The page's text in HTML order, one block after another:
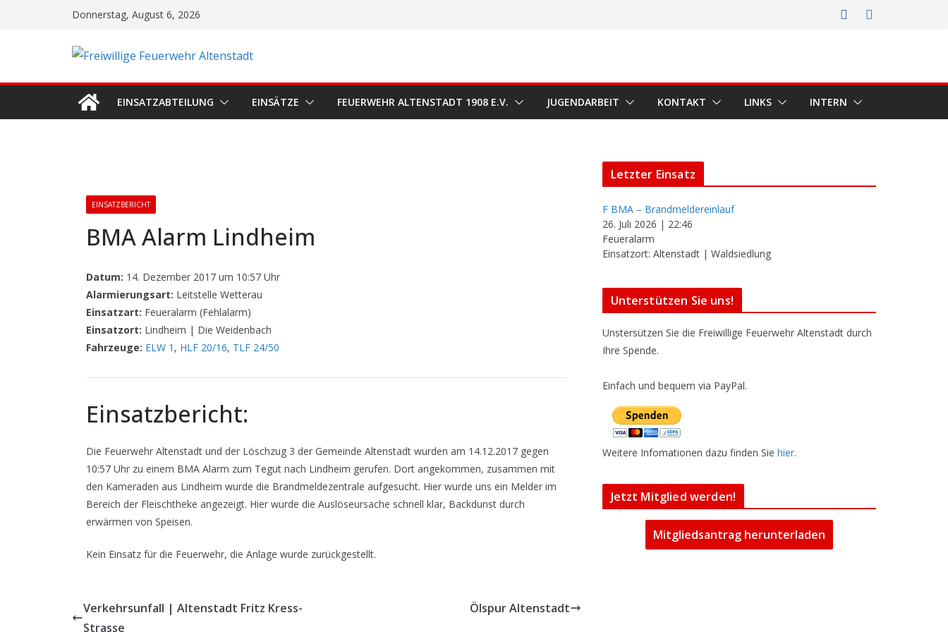
Donnerstag, August 6, 2026
EINSATZABTEILUNG EINSÄTZE FEUERWEHR ALTENSTADT 1908 E.V. JUGENDARBEIT KONTAKT LINKS INTERN
EINSATZBERICHT
BMA Alarm Lindheim
Datum: 14. Dezember 2017 um 10:57 Uhr
Alarmierungsart: Leitstelle Wetterau
Einsatzart: Feueralarm (Fehlalarm)
Einsatzort: Lindheim | Die Weidenbach
Fahrzeuge: ELW 1 , HLF 20/16, TLF 24/50
Einsatzbericht:
Die Feuerwehr Altenstadt und der Löschzug 3 der Gemeinde Altenstadt wurden am 14.12.2017 gegen
10:57 Uhr zu einem BMA Alarm zum Tegut nach Lindheim gerufen. Dort angekommen, zusammen mit
den Kameraden aus Lindheim wurde die Brandmeldezentrale aufgesucht. Hier wurde uns ein Melder im
Bereich der Fleischtheke angezeigt. Hier wurde die Auslöseursache schnell klar, Backdunst durch
erwärmen von Speisen.
Kein Einsatz für die Feuerwehr, die Anlage wurde zurückgestellt.
Verkehrsunfall | Altenstadt Fritz Kress-
Strasse
Ölspur Altenstadt
Letzter Einsatz
F BMA – Brandmeldereinlauf
26. Juli 2026 | 22:46
Feueralarm
Einsatzort: Altenstadt | Waldsiedlung
Unterstützen Sie uns!
Unstersützen Sie die Freiwillige Feuerwehr Altenstadt durch
Ihre Spende.
Einfach und bequem via PayPal.
Weitere Infomationen dazu finden Sie hier.
Jetzt Mitglied werden!
Mitgliedsantrag herunterladen